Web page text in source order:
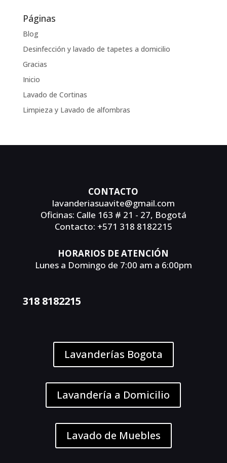
Páginas
Blog
Desinfección y lavado de tapetes a domicilio
Gracias
Inicio
Lavado de Cortinas
Limpieza y Lavado de alfombras
CONTACTO
lavanderiasuavite@gmail.com
Oficinas: Calle 163 # 21 - 27, Bogotá
Contacto: +571 318 8182215
HORARIOS DE ATENCIÓN
Lunes a Domingo de 7:00 am a 6:00pm
318 8182215
Lavanderías Bogota
Lavandería a Domicilio
Lavado de Muebles